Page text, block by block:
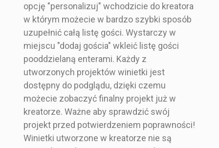
opcję "personalizuj" wchodzicie do kreatora
w którym możecie w bardzo szybki sposób
uzupełnić całą listę gości. Wystarczy w
miejscu "dodaj gościa" wkleić listę gości
pooddzielaną enterami. Każdy z
utworzonych projektów winietki jest
dostępny do podglądu, dzięki czemu
możecie zobaczyć finalny projekt już w
kreatorze. Ważne aby sprawdzić swój
projekt przed potwierdzeniem poprawności!
Winietki utworzone w kreatorze nie są